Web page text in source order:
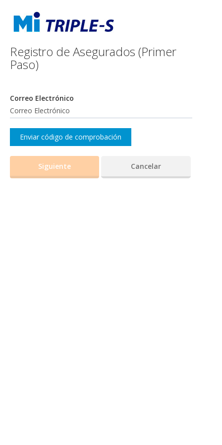
Registro de Asegurados (Primer
Paso)
Correo Electrónico
Enviar código de comprobación
Siguiente Cancelar